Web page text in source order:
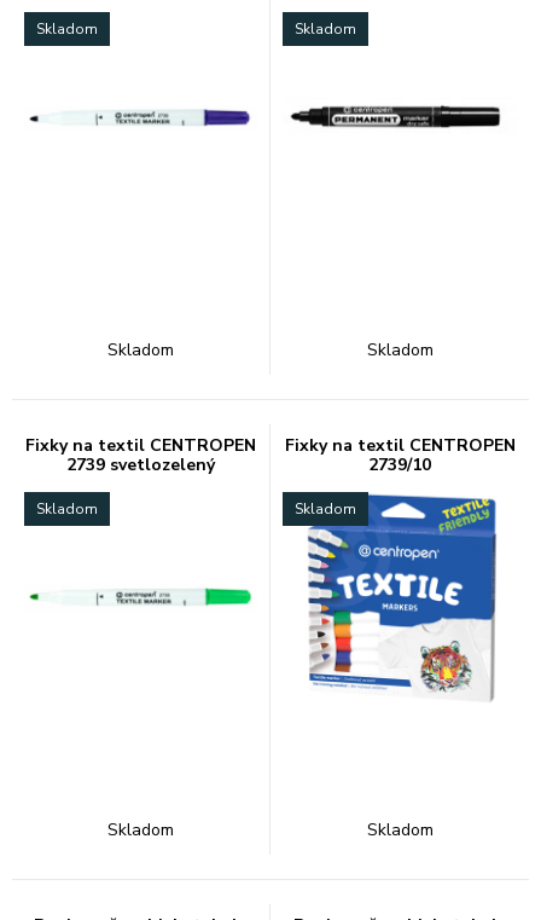
Skladom
Skladom
Skladom
Skladom
Fixky na textil CENTROPEN
2739 svetlozelený
Skladom
Skladom
Fixky na textil CENTROPEN
2739/10
Skladom
Skladom